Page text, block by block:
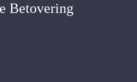
Betover​ing